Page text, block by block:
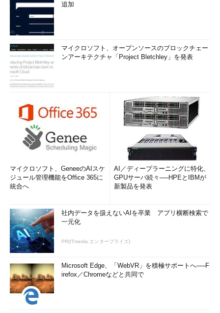
追加
マイクロソフト、オープンソースのブロックチェー
ンアーキテクチャ「Project Bletchley」を発表
マイクロソフト、GeneeのAIスケ
ジュール管理機能をOffice 365に
統合へ
AI／ディープラーニングに特化、
GPUサーバ続々──HPEとIBMが
新製品を発表
社内データを扱えないAIを卒業 アプリ横断検索で
一元化
PR(ITmedia エンタープライズ)
Microsoft Edge、「WebVR」を積極サポートへ──F
irefox／Chromeなどと共同で